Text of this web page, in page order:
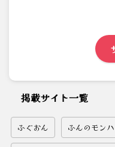
掲載サイト一覧
ふぐおん ふんのモン